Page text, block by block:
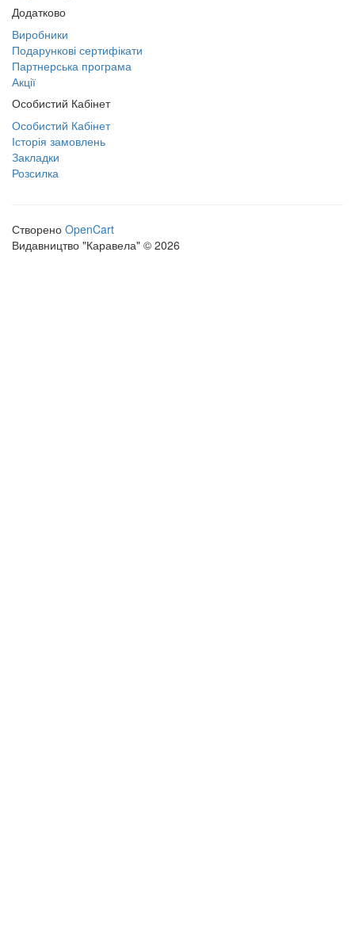
Додатково
Виробники
Подарункові сертифікати
Партнерська програма
Акції
Особистий Кабінет
Особистий Кабінет
Історія замовлень
Закладки
Розсилка
Створено OpenCart
Видавництво "Каравела" © 2026